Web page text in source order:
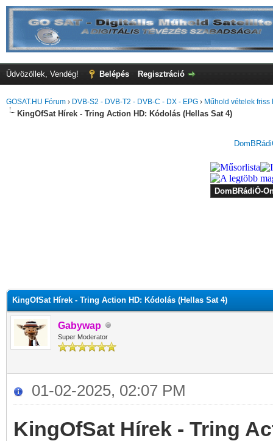
Üdvözöllek, Vendég! Belépés Regisztráció
GOSAT.HU Fórum › DVB-S2 - DVB-T2 - DVB-C - DX - EPG › Műhold vételek friss
KingOfSat Hírek - Tring Action HD: Kódolás (Hellas Sat 4)
KingOfSat Hírek - Tring Action HD: Kódolás (Hellas Sat 4)
Gabywap
Super Moderator
01-02-2025, 02:07 PM
KingOfSat Hírek - Tring